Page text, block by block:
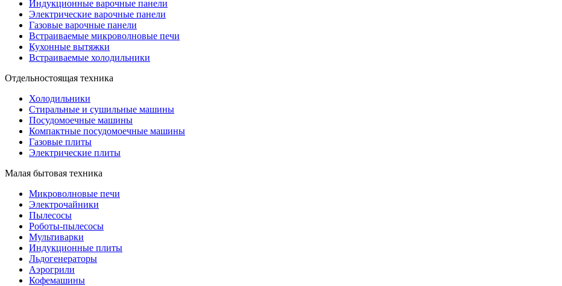
Индукционные варочные панели
Электрические варочные панели
Газовые варочные панели
Встраиваемые микроволновые печи
Кухонные вытяжки
Встраиваемые холодильники
Отдельностоящая техника
Холодильники
Стиральные и сушильные машины
Посудомоечные машины
Компактные посудомоечные машины
Газовые плиты
Электрические плиты
Малая бытовая техника
Микроволновые печи
Электрочайники
Пылесосы
Роботы-пылесосы
Мультиварки
Индукционные плиты
Льдогенераторы
Аэрогрили
Кофемашины